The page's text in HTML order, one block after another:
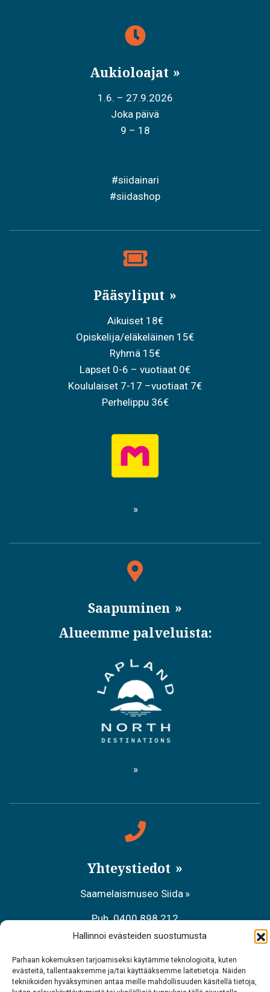
Hallinnoi evästeiden suostumusta
Parhaan kokemuksen tarjoamiseksi käytämme teknologioita, kuten
evästeitä, tallentaaksemme ja/tai käyttääksemme laitetietoja. Näiden
tekniikoiden hyväksyminen antaa meille mahdollisuuden käsitellä tietoja,
Aukioloajat
1.6. – 27.9.2026
Joka päivä
9 – 18
#siidainari
#siidashop
Pääsyliput
Aikuiset 18€
Opiskelija/eläkeläinen 15€
Ryhmä 15€
Lapset 0-6 – vuotiaat 0€
Koululaiset 7-17 –vuotiaat 7€
Perhelippu 36€
Saapuminen
Alueemme palveluista:
Yhteystiedot
Saamelaismuseo Siida
Puh. 0400 898 212
Puh. 0206 39 7740